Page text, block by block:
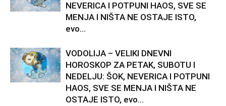
NEVERICA I POTPUNI HAOS, SVE SE
MENJA I NIŠTA NE OSTAJE ISTO,
evo...
VODOLIJA – VELIKI DNEVNI
HOROSKOP ZA PETAK, SUBOTU I
NEDELJU: ŠOK, NEVERICA I POTPUNI
HAOS, SVE SE MENJA I NIŠTA NE
OSTAJE ISTO, evo...